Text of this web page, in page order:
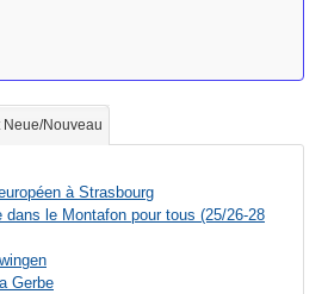
Neue/Nouveau
à Strasbourg
dans le Montafon pour tous (25/26-28
Gerbe